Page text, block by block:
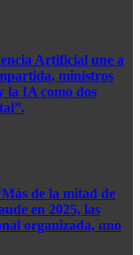
Artificial une a
ministros
la IA como dos
de la mitad de
en 2025, las
organizada, uno